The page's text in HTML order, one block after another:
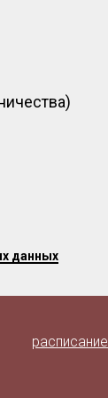
данных
расписание